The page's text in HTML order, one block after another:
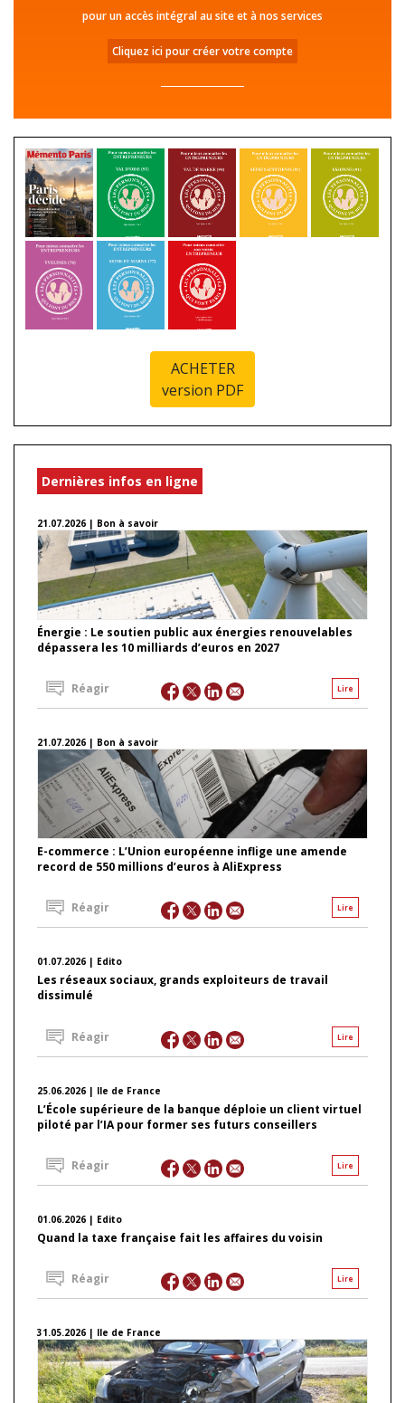
pour un accès intégral au site et à nos services
Cliquez ici pour créer votre compte
ACHETER
version PDF
Dernières infos en ligne
21.07.2026 | Bon à savoir
Énergie : Le soutien public aux énergies renouvelables
dépassera les 10 milliards d’euros en 2027
Lire
Réagir
21.07.2026 | Bon à savoir
E-commerce : L’Union européenne inflige une amende
record de 550 millions d’euros à AliExpress
Lire
Réagir
01.07.2026 | Edito
Les réseaux sociaux, grands exploiteurs de travail
dissimulé
Lire
Réagir
25.06.2026 | Ile de France
L’École supérieure de la banque déploie un client virtuel
piloté par l’IA pour former ses futurs conseillers
Lire
Réagir
01.06.2026 | Edito
Quand la taxe française fait les affaires du voisin
Lire
Réagir
31.05.2026 | Ile de France